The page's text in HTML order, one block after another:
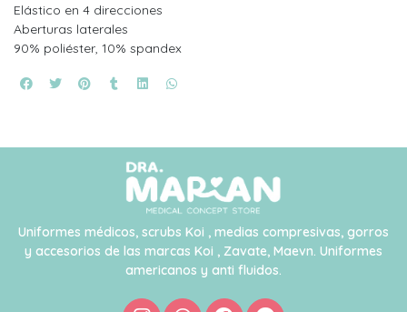
Elástico en 4 direcciones
Aberturas laterales
90% poliéster, 10% spandex
Uniformes médicos, scrubs Koi , medias compresivas, gorros
y accesorios de las marcas Koi , Zavate, Maevn. Uniformes
americanos y anti fluidos.